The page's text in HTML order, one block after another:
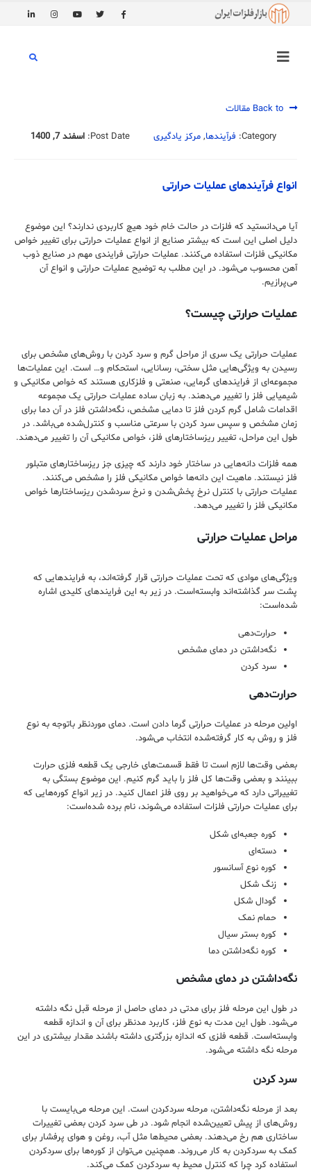
Category: فرآیندها, مرکز یادگیری Post Date: اسفند 7, 1400
انواع فرآیندهای عملیات حرارتی
آیا می‌دانستید که فلزات در حالت خام خود هیچ کاربردی ندارند؟ این موضوع
دلیل اصلی این است که بیشتر صنایع از انواع عملیات حرارتی برای تغییر خواص
مکانیکی فلزات استفاده می‌کنند. عملیات حرارتی فرایندی مهم در صنایع ذوب
آهن محسوب می‌شود. در این مطلب به توضیح عملیات حرارتی و انواع آن
می‌پرازیم.
عملیات حرارتی چیست؟
عملیات حرارتی یک سری از مراحل گرم و سرد کردن با روش‌های مشخص برای
رسیدن به ویژگی‌هایی مثل سختی، رسانایی، استحکام و… است. این عملیات‌ها
مجموعه‌ای از فرایند‌های گرمایی، صنعتی و فلزکاری هستند که خواص مکانیکی و
شیمیایی فلز را تغییر می‌دهند. به زبان ساده عملیات حرارتی یک مجموعه
اقدامات شامل گرم کردن فلز تا دمایی مشخص، نگه‌داشتن فلز در آن دما برای
زمان مشخص و سپس سرد کردن با سرعتی مناسب و کنترل‌شده می‌باشد. در
طول این مراحل، تغییر ریزساختارهای فلز، خواص مکانیکی آن را تغییر می‌دهند.
همه فلزات دانه‌هایی در ساختار خود دارند که چیزی جز ریزساختارهای متبلور
فلز نیستند. ماهیت این دانه‌ها خواص مکانیکی فلز را مشخص می‌کنند.
عملیات حرارتی با کنترل نرخ پخش‌شدن و نرخ سردشدن ریزساختارها خواص
مکانیکی فلز را تغییر می‌دهد.
مراحل عملیات حرارتی
ویژگی‌های موادی که تحت عملیات حرارتی قرار گرفته‌اند، به فرایندهایی که
پشت سر گذاشته‌اند وابسته‌است. در زیر به این فرایندهای کلیدی اشاره
شده‌است:
حرارت‌دهی
نگه‌داشتن در دمای مشخص
سرد کردن
حرارت‌دهی
اولین مرحله در عملیات حرارتی گرما دادن است. دمای موردنظر باتوجه به نوع
فلز و روش به کار گرفته‌شده انتخاب می‌شود.
بعضی وقت‌ها لازم است تا فقط قسمت‌های خارجی یک قطعه فلزی حرارت
ببینند و بعضی وقت‌ها کل فلز را باید گرم کنیم. این موضوع بستگی به
تغییراتی دارد که می‌خواهید بر روی فلز اعمال کنید. در زیر انواع کوره‌هایی که
برای عملیات حرارتی فلزات استفاده می‌شوند، نام برده شده‌است:
کوره جعبه‌ای شکل
دسته‌ای
کوره نوع آسانسور
زنگ شکل
گودال شکل
حمام نمک
کوره بستر سیال
کوره نگه‌داشتن دما
نگه‌داشتن در دمای مشخص
در طول این مرحله فلز برای مدتی در دمای حاصل از مرحله قبل نگه داشته
می‌شود‌. طول این مدت به نوع فلز، کاربرد مدنظر برای آن و اندازه قطعه
وابسته‌است. قطعه فلزی که اندازه بزرگتری داشته باشند مقدار بیشتری در این
مرحله نگه داشته می‌شود.
سرد کردن
بعد از مرحله نگه‌داشتن، مرحله سردکردن است. این مرحله می‌بایست با
روش‌های از پیش تعیین‌شده انجام شود. در طی سرد کردن بعضی تغییرات
ساختاری هم رخ می‌دهند. بعضی محیط‌‌ها مثل آب، روغن و هوای پرفشار برای
کمک به سردکردن به کار می‌روند. همچنین می‌توان از کوره‌ها برای سردکردن
استفاده کرد چرا که کنترل محیط به سردکردن کمک می‌کند.